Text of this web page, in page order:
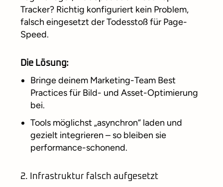
Tracker? Richtig konfiguriert kein Problem,
falsch eingesetzt der Todesstoß für Page-
Speed.
Die Lösung:
Bringe deinem Marketing-Team Best
Practices für Bild- und Asset-Optimierung
bei.
Tools möglichst „asynchron“ laden und
gezielt integrieren – so bleiben sie
performance-schonend.
2. Infrastruktur falsch aufgesetzt